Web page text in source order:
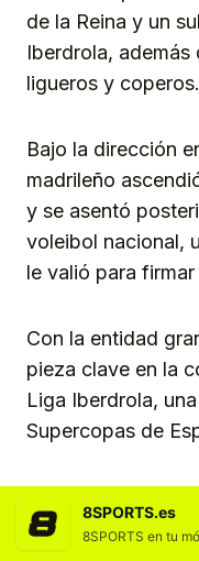
de la Reina y un
Iberdrola,
ligueros y coperos.
Bajo la dirección
madrileño
y se asentó
voleibol nacional,
le valió para
Con la entidad
pieza clave en la
Liga Iberdrola,
Supercopas de
Después de
del Burgo quiso
8SPORTS.es
8SPORTS en tu